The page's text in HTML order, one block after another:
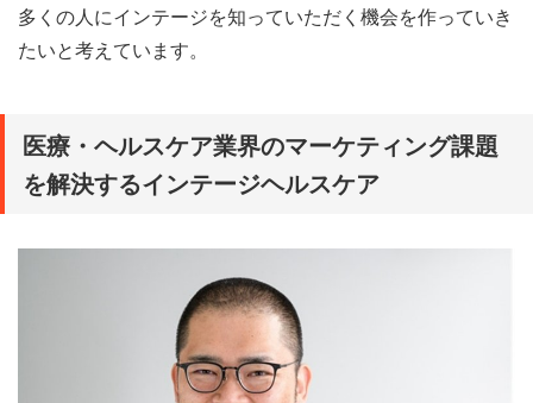
多くの人にインテージを知っていただく機会を作っていき
たいと考えています。
医療・ヘルスケア業界のマーケティング課題
を解決するインテージヘルスケア